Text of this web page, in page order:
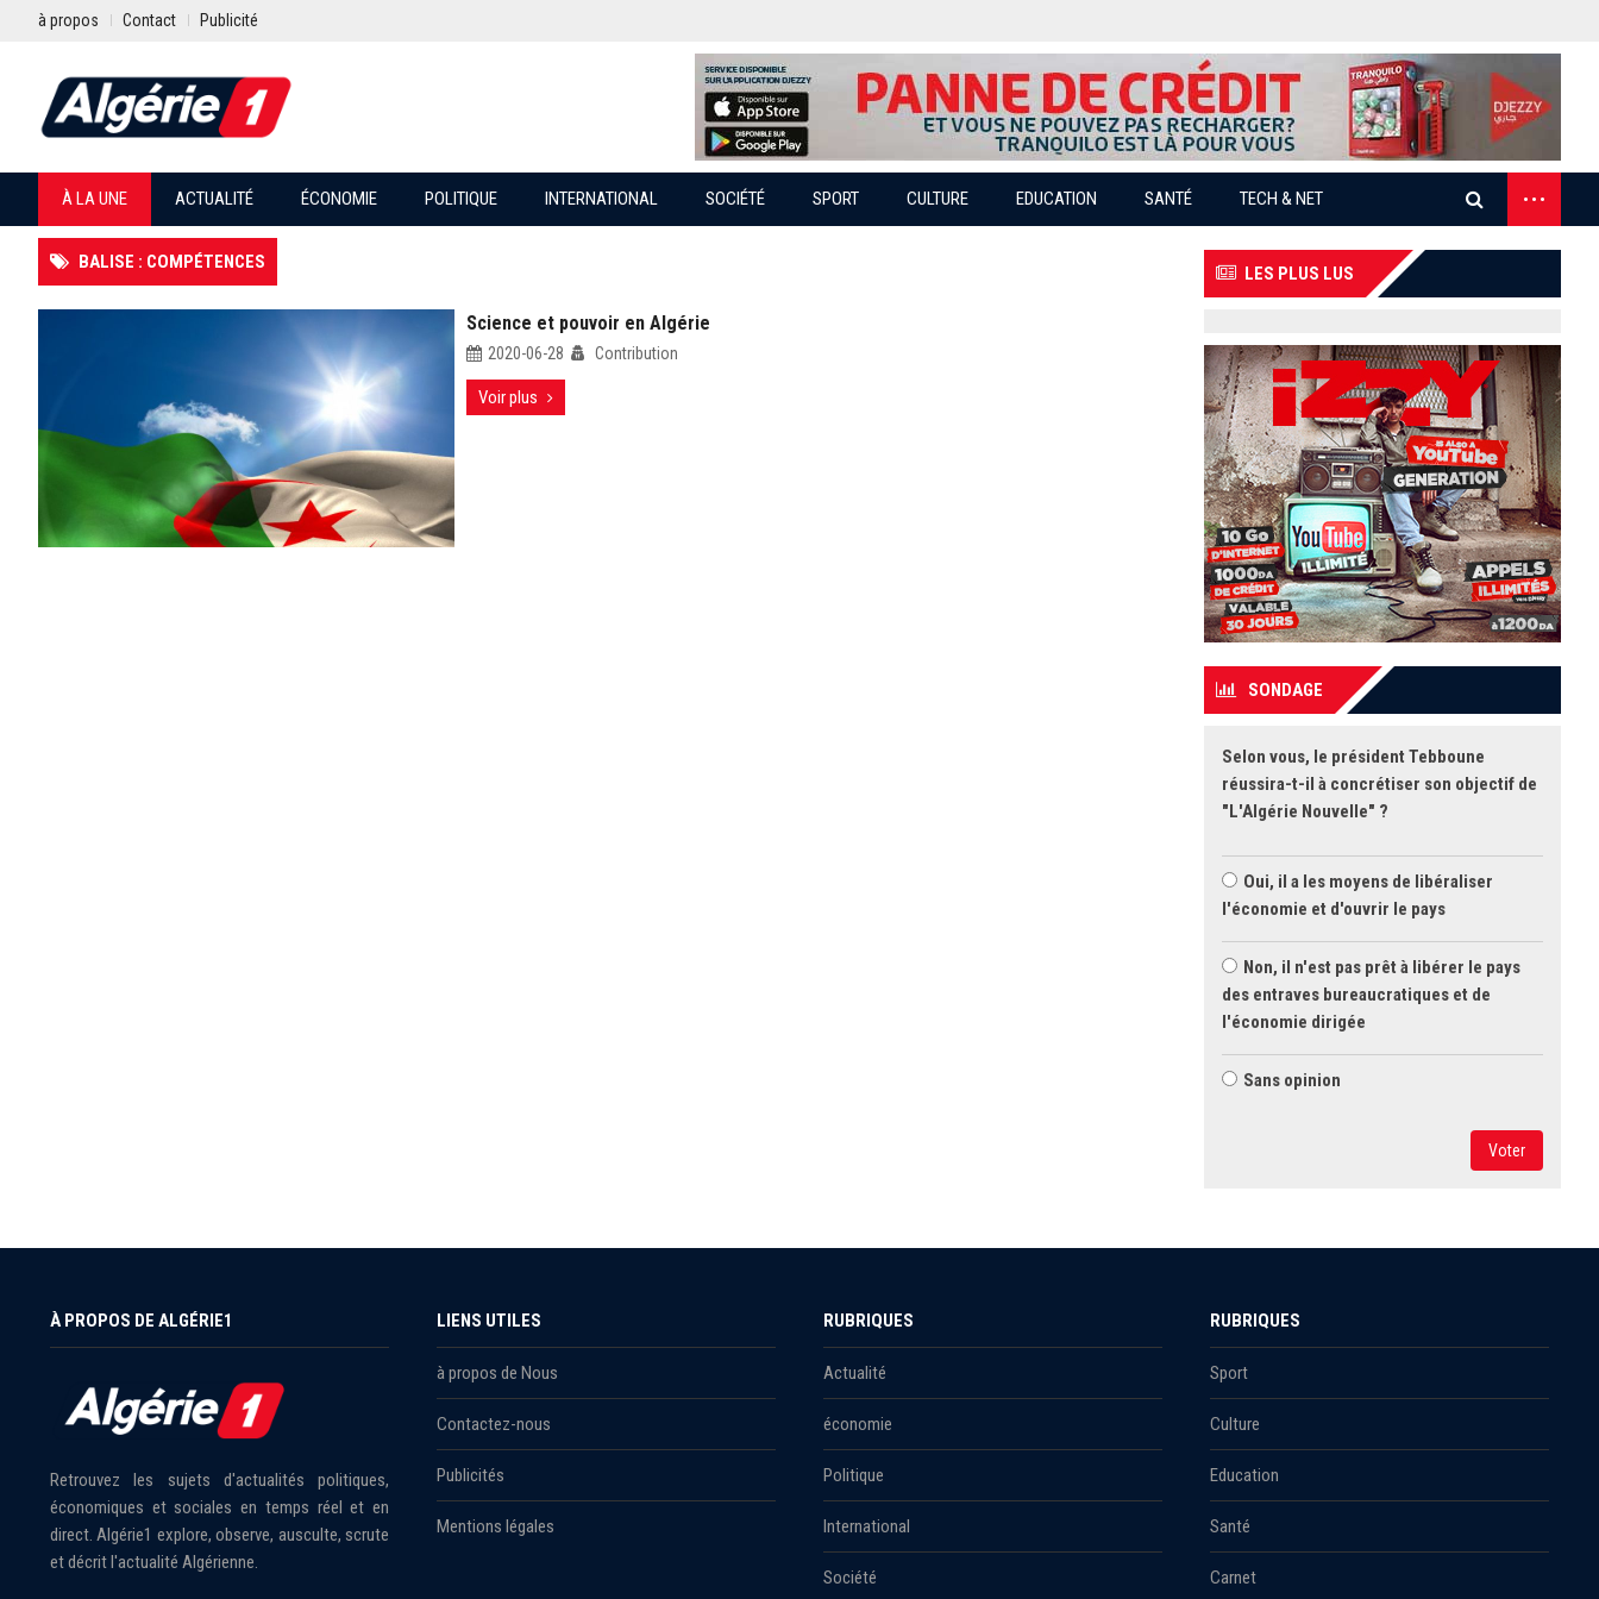
à propos Contact Publicité
À LA UNE ACTUALITÉ ÉCONOMIE POLITIQUE INTERNATIONAL SOCIÉTÉ SPORT CULTURE EDUCATION SANTÉ TECH & NET ...
BALISE : COMPÉTENCES
Science et pouvoir en Algérie
2020-06-28 Contribution
Voir plus
LES PLUS LUS
SONDAGE
Selon vous, le président Tebboune
réussira-t-il à concrétiser son objectif de
"L'Algérie Nouvelle" ?
Oui, il a les moyens de libéraliser
l'économie et d'ouvrir le pays
Non, il n'est pas prêt à libérer le pays
des entraves bureaucratiques et de
l'économie dirigée
Sans opinion
Voter
À PROPOS DE ALGÉRIE1
Retrouvez les sujets d'actualités politiques,
économiques et sociales en temps réel et en
direct. Algérie1 explore, observe, ausculte, scrute
et décrit l'actualité Algérienne.
LIENS UTILES
à propos de Nous
Contactez-nous
Publicités
Mentions légales
RUBRIQUES
Actualité
économie
Politique
International
Société
RUBRIQUES
Sport
Culture
Education
Santé
Carnet